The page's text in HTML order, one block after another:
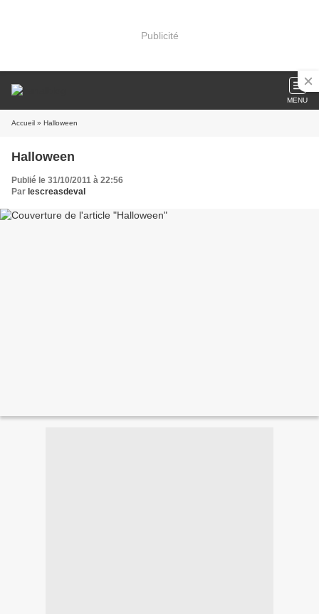
Publicité
MENU
Accueil » Halloween
Halloween
Publié le 31/10/2011 à 22:56
Par lescreasdeval